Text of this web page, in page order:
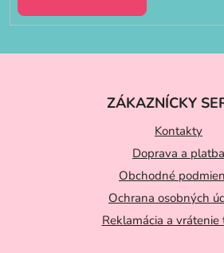
ZÁKAZNÍCKY
Kontakty
Doprava a platba
Obchodné
Ochrana osobných
Reklamácia a vrátenie